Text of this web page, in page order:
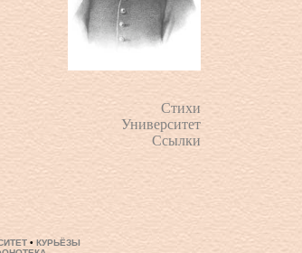
Стихи
Университет
Ссылки